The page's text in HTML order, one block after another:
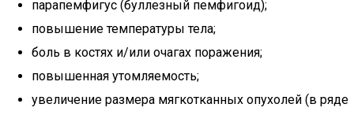
парапемфигус (буллезный пемфигоид);
повышение температуры тела;
боль в костях и/или очагах поражения;
повышенная утомляемость;
увеличение размера мягкотканных опухолей (в ряде